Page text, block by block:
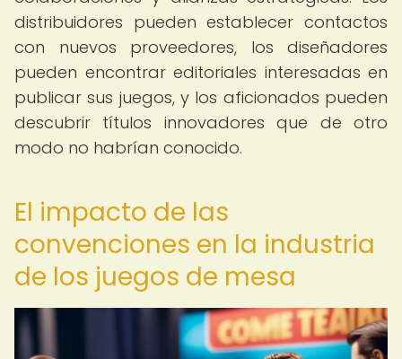
distribuidores pueden establecer contactos
con nuevos proveedores, los diseñadores
pueden encontrar editoriales interesadas en
publicar sus juegos, y los aficionados pueden
descubrir títulos innovadores que de otro
modo no habrían conocido.
El impacto de las
convenciones en la industria
de los juegos de mesa